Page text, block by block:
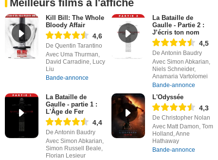
Meilleurs films à l'affiche
Kill Bill: The Whole
Bloody Affair
4,6
De Quentin Tarantino
Avec Uma Thurman,
David Carradine, Lucy
Liu
Bande-annonce
La Bataille de
Gaulle - Partie 2 :
J’écris ton nom
4,5
De Antonin Baudry
Avec Simon Abkarian,
Niels Schneider,
Anamaria Vartolomei
Bande-annonce
La Bataille de
Gaulle - partie 1 :
L'Âge de Fer
4,4
De Antonin Baudry
Avec Simon Abkarian,
Simon Russell Beale,
Florian Lesieur
L'Odyssée
4,3
De Christopher Nolan
Avec Matt Damon, Tom
Holland, Anne
Hathaway
Bande-annonce